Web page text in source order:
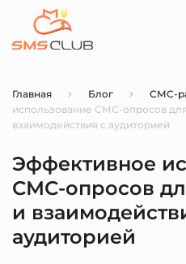
Главная Блог СМС-
использование СМС-опросов
взаимодействия с аудиторией
Эффективное
СМС-опросов
и
аудиторией